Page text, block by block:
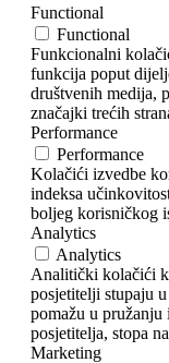
Functional
Functional
Funkcionalni
funkcija poput
društvenih medija,
značajki trećih
Performance
Performance
Kolačići izvedbe
indeksa
boljeg korisničkog
Analytics
Analytics
Analitički kolačići
posjetitelji stupaju
pomažu u pružanju
posjetitelja, stopa
Marketing